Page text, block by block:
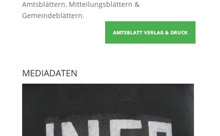
Amtsblättern, Mitteilungsblättern &
Gemeindeblättern.
AMTSBLATT VERLAG & DRUCK
MEDIADATEN